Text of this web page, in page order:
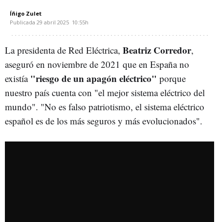
Íñigo Zulet
Publicada 29 abril 2025 10:55h
La presidenta de Red Eléctrica, Beatriz Corredor,
aseguró en noviembre de 2021 que en España no
existía "riesgo de un apagón eléctrico" porque
nuestro país cuenta con "el mejor sistema eléctrico del
mundo". "No es falso patriotismo, el sistema eléctrico
español es de los más seguros y más evolucionados".